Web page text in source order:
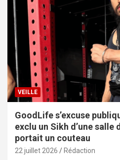
VEILLE
GoodLife s’excuse
exclu un Sikh d’une salle
portait un couteau
22 juillet 2026 Rédaction